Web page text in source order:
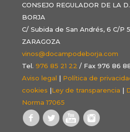
CONSEJO REGULADOR DE LA
BORJA
C/ Subida de San Andrés, 6 C/P
ZARAGOZA
vinos@docampodeborja.com
Tel. 976 85 21 22 / Fax 976 86
Aviso legal | Política de
cookies |Ley de transparencia |
Norma 17065